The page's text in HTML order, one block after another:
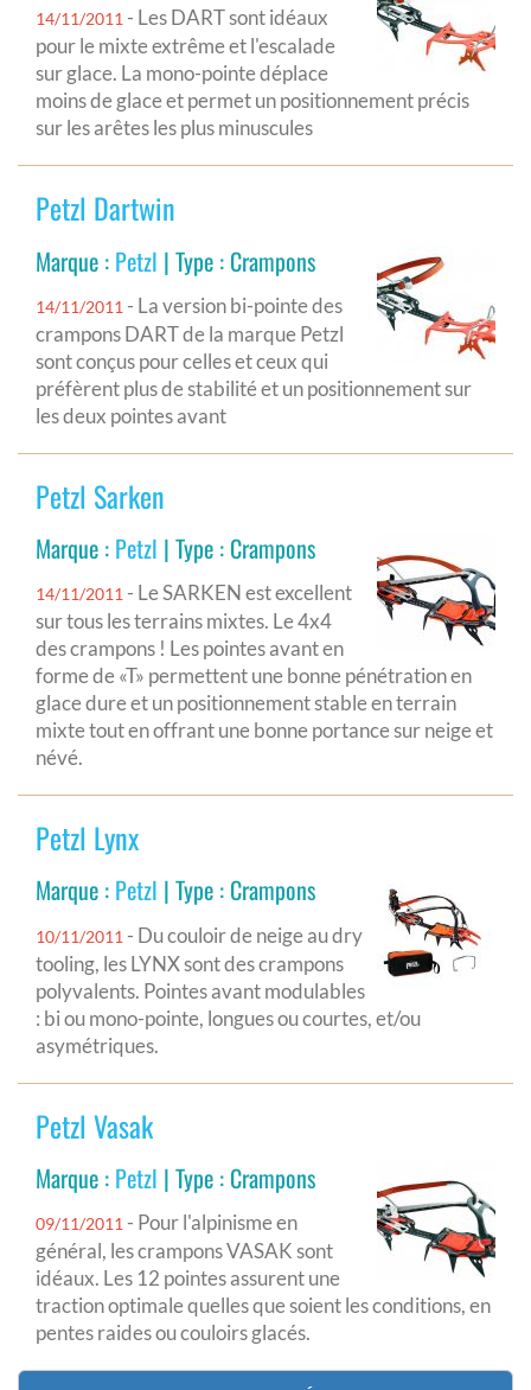
14/11/2011 - Les DART sont idéaux
pour le mixte extrême et l'escalade
sur glace. La mono-pointe déplace
moins de glace et permet un positionnement précis
sur les arêtes les plus minuscules
Petzl Dartwin
Marque : Petzl | Type : Crampons
14/11/2011 - La version bi-pointe des
crampons DART de la marque Petzl
sont conçus pour celles et ceux qui
préfèrent plus de stabilité et un positionnement sur
les deux pointes avant
Petzl Sarken
Marque : Petzl | Type : Crampons
14/11/2011 - Le SARKEN est excellent
sur tous les terrains mixtes. Le 4x4
des crampons ! Les pointes avant en
forme de «T» permettent une bonne pénétration en
glace dure et un positionnement stable en terrain
mixte tout en offrant une bonne portance sur neige et
névé.
Petzl Lynx
Marque : Petzl | Type : Crampons
10/11/2011 - Du couloir de neige au dry
tooling, les LYNX sont des crampons
polyvalents. Pointes avant modulables
: bi ou mono-pointe, longues ou courtes, et/ou
asymétriques.
Petzl Vasak
Marque : Petzl | Type : Crampons
09/11/2011 - Pour l'alpinisme en
général, les crampons VASAK sont
idéaux. Les 12 pointes assurent une
traction optimale quelles que soient les conditions, en
pentes raides ou couloirs glacés.